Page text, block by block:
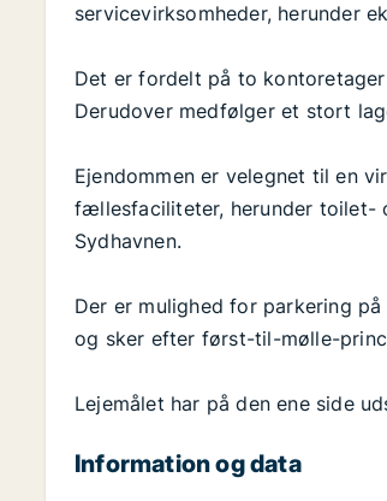
servicevirksomheder, herunder
Det er fordelt på to
Derudover medfølger et stort
Ejendommen er velegnet til en
fællesfaciliteter, herunder toilet-
Sydhavnen.
Der er mulighed for parkering
og sker efter først-til-mølle-
Lejemålet har på den ene side
Information og data